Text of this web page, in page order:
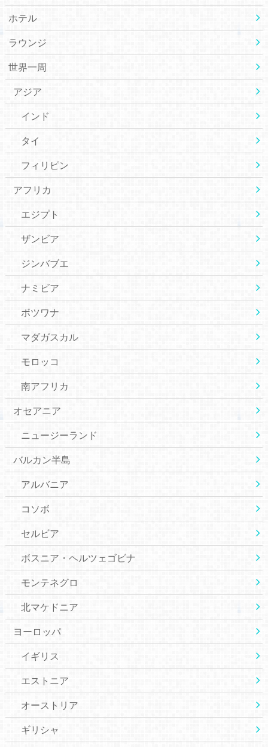
ホテル
ラウンジ
世界一周
アジア
インド
タイ
フィリピン
アフリカ
エジプト
ザンビア
ジンバブエ
ナミビア
ボツワナ
マダガスカル
モロッコ
南アフリカ
オセアニア
ニュージーランド
バルカン半島
アルバニア
コソボ
セルビア
ボスニア・ヘルツェゴビナ
モンテネグロ
北マケドニア
ヨーロッパ
イギリス
エストニア
オーストリア
ギリシャ